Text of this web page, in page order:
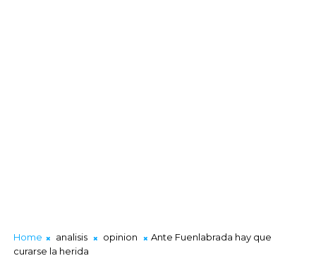
Home analisis opinion
Ante Fuenlabrada hay que
curarse la herida